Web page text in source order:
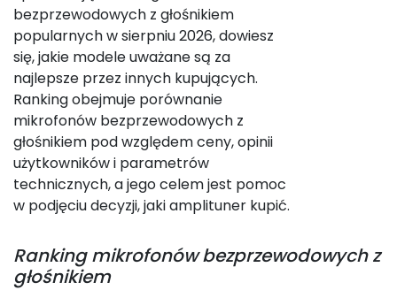
bezprzewodowych z głośnikiem
popularnych w sierpniu 2026, dowiesz
się, jakie modele uważane są za
najlepsze przez innych kupujących.
Ranking obejmuje porównanie
mikrofonów bezprzewodowych z
głośnikiem pod względem ceny, opinii
użytkowników i parametrów
technicznych, a jego celem jest pomoc
w podjęciu decyzji, jaki amplituner kupić.
Rankingmikrofonów bezprzewodowych z
głośnikiem